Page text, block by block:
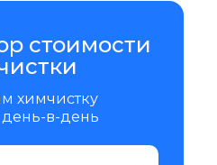
стоимости
химчистку
в-день